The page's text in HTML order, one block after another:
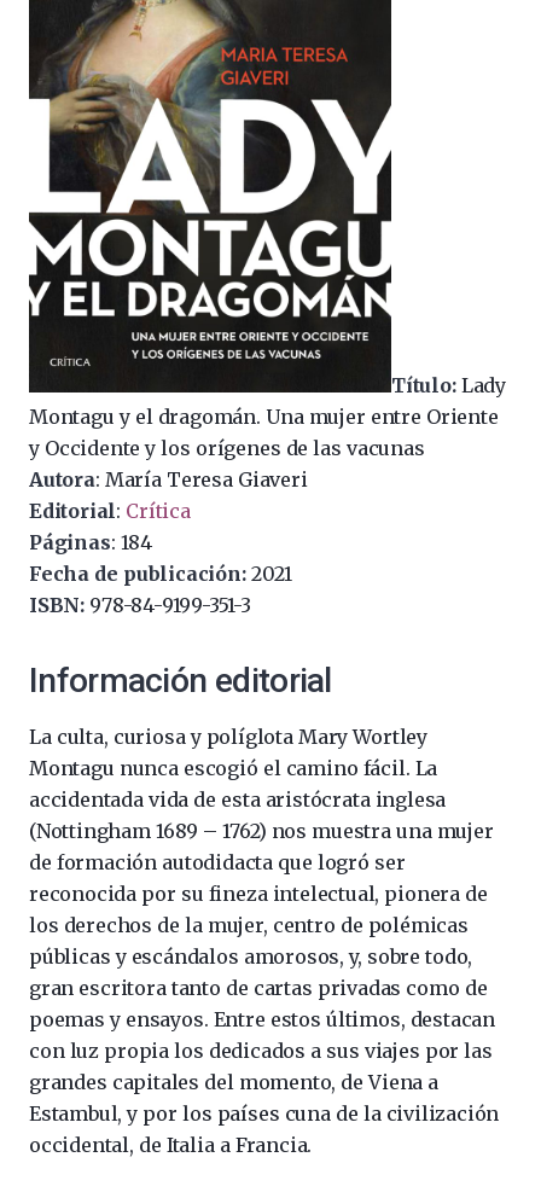
Título:Lady
Montagu y el dragomán. Una mujer entre Oriente
y Occidente y los orígenes de las vacunas
Autora: María Teresa Giaveri
Editorial: Crítica
Páginas: 184
Fecha de publicación:2021
ISBN: 978-84-9199-351-3
Información editorial
La culta, curiosa y políglota Mary Wortley
Montagu nunca escogió el camino fácil. La
accidentada vida de esta aristócrata inglesa
(Nottingham 1689 – 1762) nos muestra una mujer
de formación autodidacta que logró ser
reconocida por su fineza intelectual, pionera de
los derechos de la mujer, centro de polémicas
públicas y escándalos amorosos, y, sobre todo,
gran escritora tanto de cartas privadas como de
poemas y ensayos. Entre estos últimos, destacan
con luz propia los dedicados a sus viajes por las
grandes capitales del momento, de Viena a
Estambul, y por los países cuna de la civilización
occidental, de Italia a Francia.